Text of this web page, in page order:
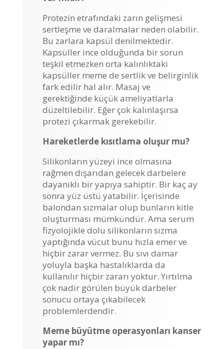
Protezin etrafındaki zarın gelişmesi
sertleşme ve daralmalar neden olabilir.
Bu zarlara kapsül denilmektedir.
Kapsüller ince olduğunda bir sorun
teşkil etmezken orta kalınlıktaki
kapsüller meme de sertlik ve belirginlik
fark edilir hal alır. Masaj ve
gerektiğinde küçük ameliyatlarla
düzeltilebilir. Eğer çok kalınlaşırsa
protezi çıkarmak gerekebilir.
Hareketlerde kısıtlama oluşur mu?
Silikonların yüzeyi ince olmasına
rağmen dışarıdan gelecek darbelere
dayanıklı bir yapıya sahiptir. Bir kaç ay
sonra yüz üstü yatabilir. İçerisinde
balondan sızmalar olup bunların kitle
oluşturması mümkündür. Ama serum
fizyolojikle dolu silikonların sızma
yaptığında vücut bunu hızla emer ve
hiçbir zarar vermez. Bu sıvı damar
yoluyla başka hastalıklarda da
kullanılır hiçbir zararı yoktur. Yırtılma
çok nadir görülen büyük darbeler
sonucu ortaya çıkabilecek
problemlerdendir.
Meme büyütme operasyonları kanser
yapar mı?